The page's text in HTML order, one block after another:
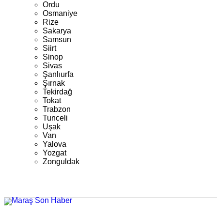
Ordu
Osmaniye
Rize
Sakarya
Samsun
Siirt
Sinop
Sivas
Şanlıurfa
Şırnak
Tekirdağ
Tokat
Trabzon
Tunceli
Uşak
Van
Yalova
Yozgat
Zonguldak